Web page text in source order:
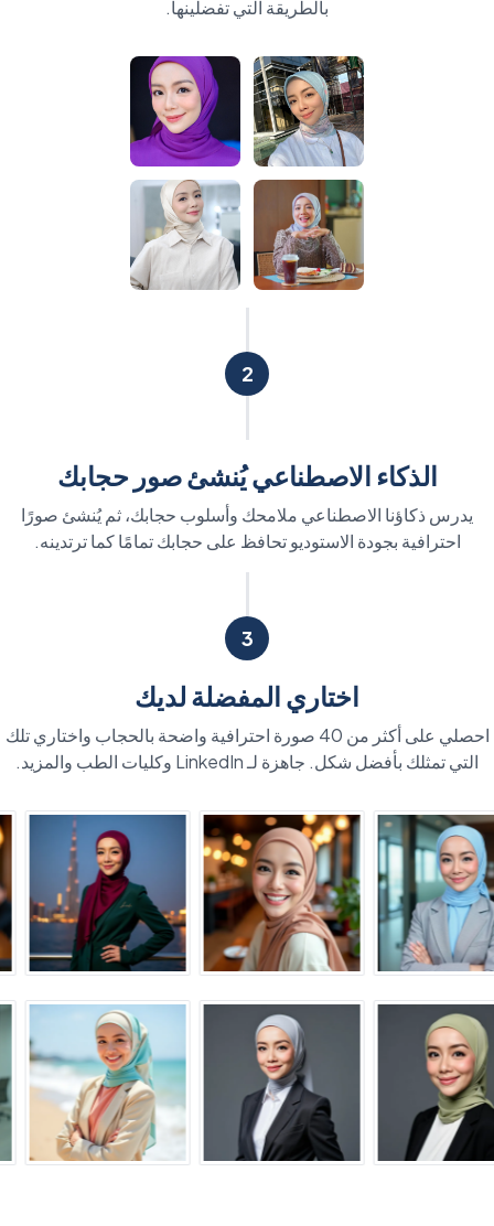
بالطريقة التي تفضلينها.
2
الذكاء الاصطناعي يُنشئ صور حجابك
يدرس ذكاؤنا الاصطناعي ملامحك وأسلوب حجابك، ثم يُنشئ صورًا
احترافية بجودة الاستوديو تحافظ على حجابك تمامًا كما ترتدينه.
3
اختاري المفضلة لديك
احصلي على أكثر من 40 صورة احترافية واضحة بالحجاب واختاري تلك
التي تمثلك بأفضل شكل. جاهزة لـ LinkedIn وكليات الطب والمزيد.